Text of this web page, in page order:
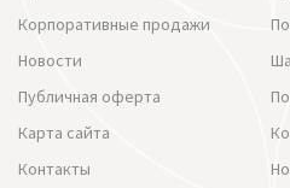
Корпоративные продажи
Новости
Публичная оферта
Карта сайта
Контакты